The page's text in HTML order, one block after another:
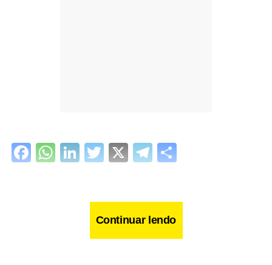
Facebook
WhatsApp
LinkedIn
Twitter
X Telegram
Continuar lendo